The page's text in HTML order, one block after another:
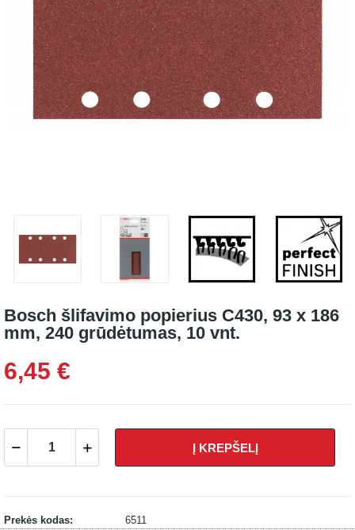
Bosch šlifavimo popierius C430, 93 x 186
mm, 240 grūdėtumas, 10 vnt.
6,45 €
Į KREPŠELĮ
Prekės kodas:
6511